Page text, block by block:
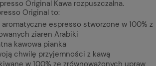
Original Kawa rozpuszczalna.
Original to:
espresso stworzone w 100% z
ziaren Arabiki
kawowa pianka
chwilę przyjemności z kawą